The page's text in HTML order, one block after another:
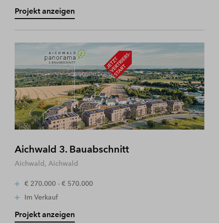
Projekt anzeigen
Aichwald 3. Bauabschnitt
Aichwald, Aichwald
€ 270.000 - € 570.000
Im Verkauf
Projekt anzeigen